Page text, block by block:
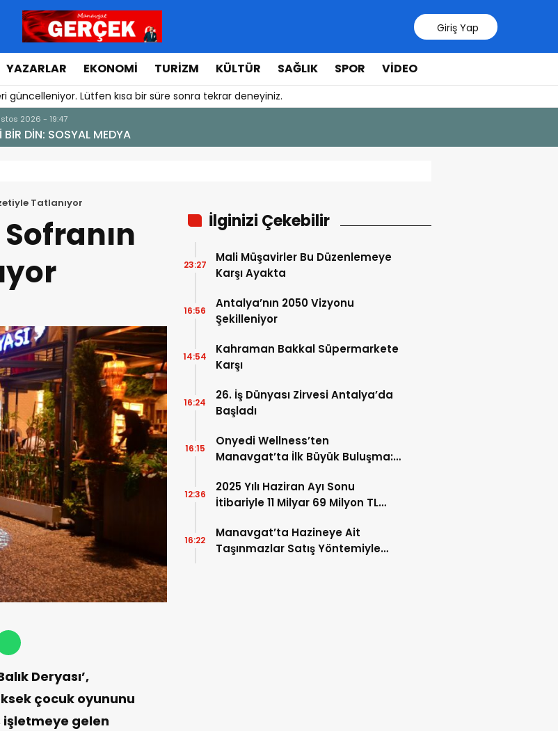
Giriş Yap
YAZARLAR EKONOMI TURIZM KÜLTÜR SAĞLIK SPOR VIDEO
güncelleniyor. Lütfen kısa bir süre sonra tekrar deneyiniz.
Tatlanıyor
Deryası’,
çocuk oyununu
işletmeye gelen
İlginizi Çekebilir
Mali Müşavirler Bu Düzenlemeye
Karşı Ayakta
23:27
Antalya’nın 2050 Vizyonu
Şekilleniyor
16:56
Kahraman Bakkal Süpermarkete
Karşı
14:54
26. İş Dünyası Zirvesi Antalya’da
Başladı
16:24
Onyedi Wellness’ten
Manavgat’ta İlk Büyük Buluşma:
16:15
2025 Yılı Haziran Ayı Sonu
İtibariyle 11 Milyar 69 Milyon TL
12:36
Manavgat’ta Hazineye Ait
Taşınmazlar Satış Yöntemiyle
16:22